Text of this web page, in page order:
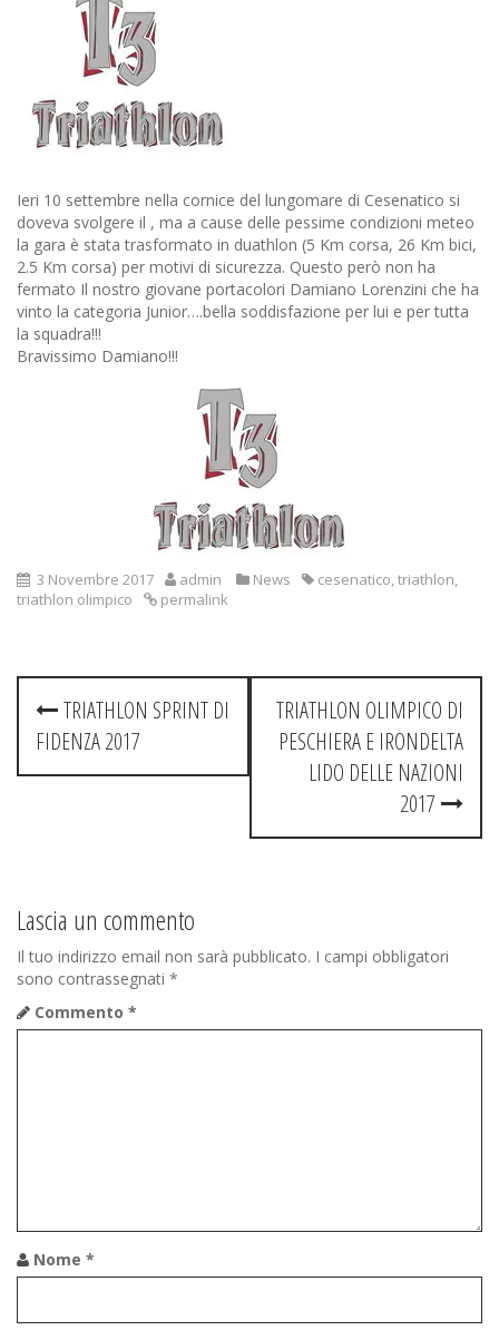
Ieri 10 settembre nella cornice del lungomare di Cesenatico si
doveva svolgere il , ma a cause delle pessime condizioni meteo
la gara è stata trasformato in duathlon (5 Km corsa, 26 Km bici,
2.5 Km corsa) per motivi di sicurezza. Questo però non ha
fermato Il nostro giovane portacolori Damiano Lorenzini che ha
vinto la categoria Junior….bella soddisfazione per lui e per tutta
la squadra!!!
Bravissimo Damiano!!!
3 Novembre 2017 admin News cesenatico,triathlon,
triathlon olimpico
permalink
Post
navigation
TRIATHLON SPRINT DI
FIDENZA 2017
TRIATHLON OLIMPICO DI
PESCHIERA E IRONDELTA
LIDO DELLE NAZIONI
2017
Lascia un commento
Il tuo indirizzo email non sarà pubblicato. I campi obbligatori
sono contrassegnati *
Commento *
Nome *